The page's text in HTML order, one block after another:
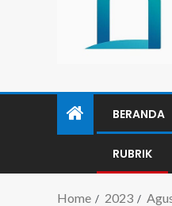
BERANDA
RUBRIK
Home 2023